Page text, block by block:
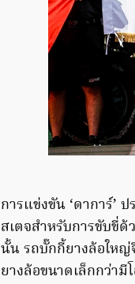
การแข่งขัน ‘ดาการ์’
สเตจสำหรับการขับขี่
นั้น รถบั๊กกี้ยางล้อใหญ่
ยางล้อขนาดเล็กกว่า